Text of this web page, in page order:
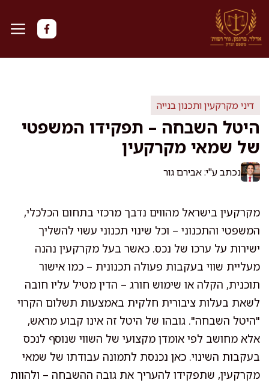
לדלג
לתוכן
דיני מקרקעין ותכנון בנייה
היטל השבחה – תפקידו המשפטי
של שמאי מקרקעין
נכתב ע"י: אבירם גור
מקרקעין בישראל מהווים נדבך מרכזי בתחום הכלכלי,
המשפטי והתכנוני – וכל שינוי תכנוני עשוי להשליך
ישירות על ערכו של נכס. כאשר בעל מקרקעין נהנה
מעליית שווי בעקבות פעולה תכנונית – כמו אישור
תוכנית, הקלה או שימוש חורג – הדין מטיל עליו חובה
לשאת בעלות ציבורית חלקית באמצעות תשלום הקרוי
"היטל השבחה". גובהו של היטל זה אינו קבוע מראש,
אלא מחושב לפי אומדן מקצועי של השווי שנוסף לנכס
בעקבות השינוי. כאן נכנסת לתמונה עבודתו של שמאי
מקרקעין, שתפקידו להעריך את גובה ההשבחה – ולהוות